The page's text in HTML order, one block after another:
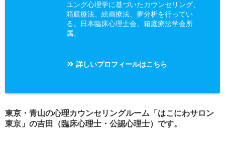
ユング心理学に基づいたカウンセリング、
箱庭療法、絵画療法、夢分析を行ってい
る。日本臨床心理士会、箱庭療法学会所
属。
詳しいプロフィールはこちら
東京・青山の心理カウンセリングルーム「はこにわサロン
東京」の吉田（臨床心理士・公認心理士）です。